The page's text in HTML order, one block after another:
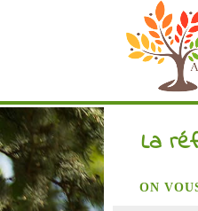
La
ON